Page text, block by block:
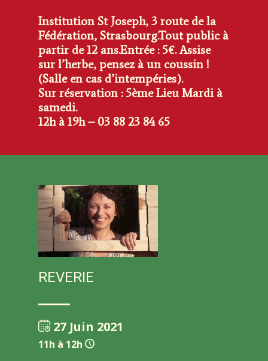
Institution St Joseph, 3 route de la
Fédération, Strasbourg.Tout public à
partir de 12 ans.Entrée : 5€. Assise
sur l’herbe, pensez à un coussin !
(Salle en cas d’intempéries).
Sur réservation : 5ème Lieu Mardi à
samedi.
12h à 19h – 03 88 23 84 65
REVERIE
27 Juin 2021
11h à 12h